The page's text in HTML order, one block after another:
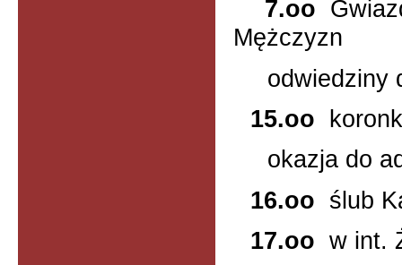
7.oo
Mężczyzn
odwiedziny
15.oo
okazja do
16.oo ślub
17.oo w int.